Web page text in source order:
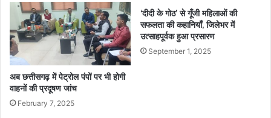
अब छत्तीसगढ़ में पेट्रोल पंपों पर भी होगी
वाहनों की प्रदूषण जांच
February 7, 2025
‘दीदी के गोठ’ से गूँजी महिलाओं की
सफलता की कहानियाँ, जिलेभर में
उत्साहपूर्वक हुआ प्रसारण
September 1, 2025